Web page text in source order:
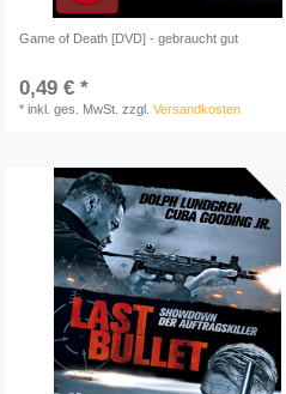
Game of Death [DVD] - gebraucht gut
0,49 € *
*inkl. ges. MwSt. zzgl.Versandkosten